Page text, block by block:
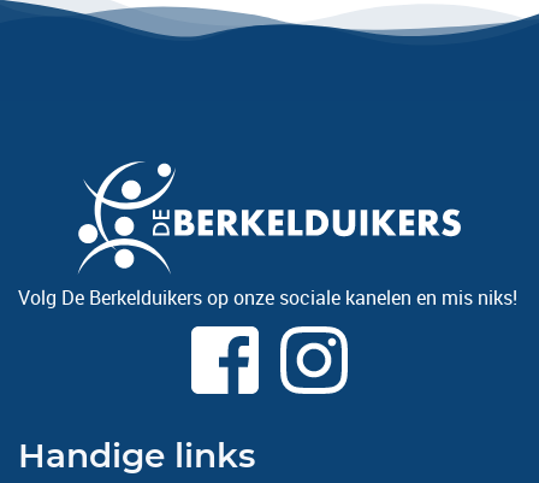
Volg De Berkelduikers op onze sociale kanelen en mis niks!
Handige links